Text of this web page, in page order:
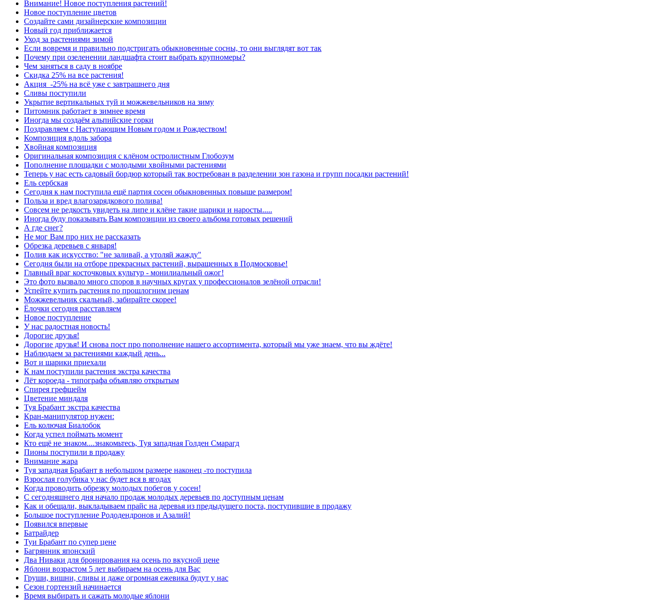
Внимание! Новое поступления растений!
Новое поступление цветов
Создайте сами дизайнерские композиции
Новый год приближается
Уход за растениями зимой
Если вовремя и правильно подстригать обыкновенные сосны, то они выглядят вот так
Почему при озеленении ландшафта стоит выбрать крупномеры?
Чем заняться в саду в ноябре
Скидка 25% на все растения!
Акция -25% на всё уже с завтрашнего дня
Сливы поступили
Укрытие вертикальных туй и можжевельников на зиму
Питомник работает в зимнее время
Иногда мы создаём альпийские горки
Поздравляем с Наступающим Новым годом и Рождеством!
Композиция вдоль забора
Хвойная композиция
Оригинальная композиция с клёном остролистным Глобозум
Пополнение площадки с молодыми хвойными растениями
Теперь у нас есть садовый бордюр который так востребован в разделении зон газона и групп посадки растений!
Ель сербская
Сегодня к нам поступила ещё партия сосен обыкновенных повыше размером!
Польза и вред влагозарядкового полива!
Совсем не редкость увидеть на липе и клёне такие шарики и наросты.....
Иногда буду показывать Вам композиции из своего альбома готовых решений
А где снег?
Не мог Вам про них не рассказать
Обрезка деревьев с января!
Полив как искусство: "не заливай, а утоляй жажду"
Сегодня были на отборе прекрасных растений, выращенных в Подмосковье!
Главный враг косточковых культур - монилиальный ожог!
Это фото вызвало много споров в научных кругах у профессионалов зелёной отрасли!
Успейте купить растения по прошлогним ценам
Можжевельник скальный, забирайте скорее!
Ёлочки сегодня расставляем
Новое поступление
У нас радостная новость!
Дорогие друзья!
Дорогие друзья! И снова пост про пополнение нашего ассортимента, который мы уже знаем, что вы ждёте!
Наблюдаем за растениями каждый день...
Вот и шарики приехали
К нам поступили растения экстра качества
Лёт короеда - типографа объявляю открытым
Спирея грефшейм
Цветение миндаля
Туя Брабант экстра качества
Кран-манипулятор нужен:
Ель колючая Биалобок
Когда успел поймать момент
Кто ещё не знаком....знакомьтесь, Туя западная Голден Смарагд
Пионы поступили в продажу
Внимание жара
Туя западная Брабант в небольшом размере наконец -то поступила
Взрослая голубика у нас будет вся в ягодах
Когда проводить обрезку молодых побегов у сосен!
С сегодняшнего дня начало продаж молодых деревьев по доступным ценам
Как и обещали, выкладываем прайс на деревья из предыдущего поста, поступившие в продажу
Большое поступление Рододендронов и Азалий!
Появился впервые
Батрайдер
Туи Брабант по супер цене
Багрянник японский
Два Ниваки для бронирования на осень по вкусной цене
Яблони возрастом 5 лет выбираем на осень для Вас
Груши, вишни, сливы и даже огромная ежевика будут у нас
Сезон гортензий начинается
Время выбирать и сажать молодые яблони